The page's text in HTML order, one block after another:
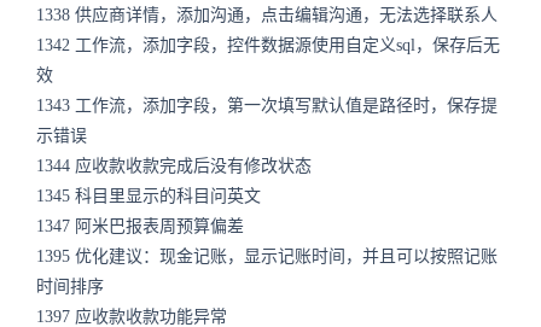
1338 供应商详情，添加沟通，点击编辑沟通，无法选择联系人
1342 工作流，添加字段，控件数据源使用自定义sql，保存后无
效
1343 工作流，添加字段，第一次填写默认值是路径时，保存提
示错误
1344 应收款收款完成后没有修改状态
1345 科目里显示的科目问英文
1347 阿米巴报表周预算偏差
1395 优化建议：现金记账，显示记账时间，并且可以按照记账
时间排序
1397 应收款收款功能异常